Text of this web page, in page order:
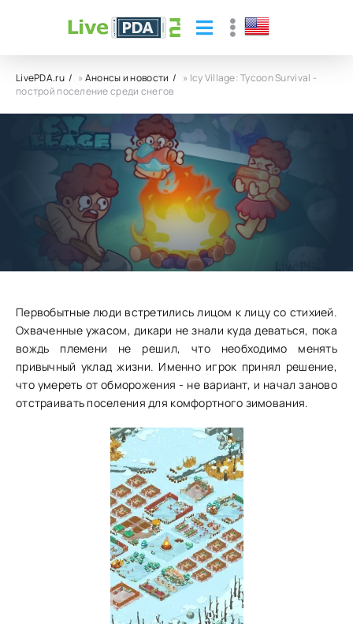
LivePDA.ru »Анонсы и новости
» Icy Village: Tycoon Survival -
построй поселение среди снегов
Icy Village: Tycoon Survival - построй
поселение среди снегов
28.12.23 0
Первобытные люди встретились лицом к лицу со стихией.
Охваченные ужасом, дикари не знали куда деваться, пока
вождь племени не решил, что необходимо менять
привычный уклад жизни. Именно игрок принял решение,
что умереть от обморожения - не вариант, и начал заново
отстраивать поселения для комфортного зимования.